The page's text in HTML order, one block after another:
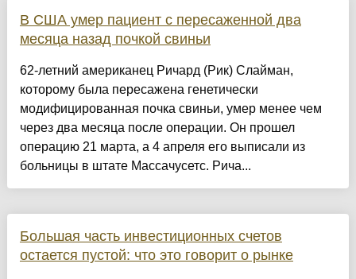
В США умер пациент с пересаженной два
месяца назад почкой свиньи
62-летний американец Ричард (Рик) Слайман,
которому была пересажена генетически
модифицированная почка свиньи, умер менее чем
через два месяца после операции. Он прошел
операцию 21 марта, а 4 апреля его выписали из
больницы в штате Массачусетс. Рича...
Большая часть инвестиционных счетов
остается пустой: что это говорит о рынке